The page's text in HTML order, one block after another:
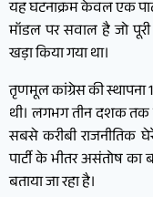
यह घटनाक्रम केवल एक
मॉडल पर सवाल है जो
खड़ा किया गया था।
तृणमूल कांग्रेस की स्थापना
थी। लगभग तीन दशक तक
सबसे करीबी राजनीतिक
पार्टी के भीतर असंतोष
बताया जा रहा है।